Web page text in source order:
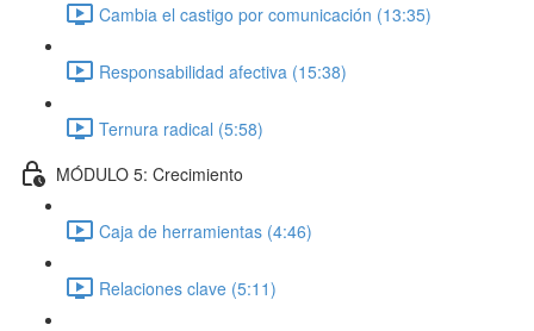
Cambia el castigo por comunicación (13:35)
Responsabilidad afectiva (15:38)
Ternura radical (5:58)
MÓDULO 5: Crecimiento
Caja de herramientas (4:46)
Relaciones clave (5:11)